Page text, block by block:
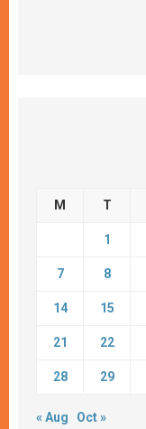
M T
1
7 8
14 15
21 22
28 29
« Aug Oct »